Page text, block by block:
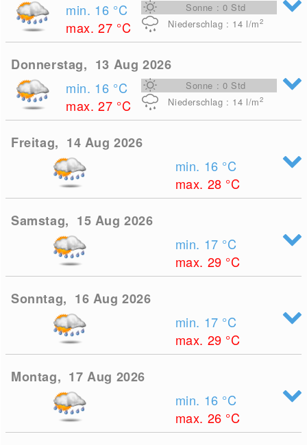
min. 16 °C
max. 27 °C
Sonne : 0 Std
Niederschlag : 14 l/m2
Donnerstag, 13 Aug 2026
min. 16 °C
max. 27 °C
Sonne : 0 Std
Niederschlag : 14 l/m2
Freitag, 14 Aug 2026
min. 16 °C
max. 28 °C
Samstag, 15 Aug 2026
min. 17 °C
max. 29 °C
Sonntag, 16 Aug 2026
min. 17 °C
max. 29 °C
Montag, 17 Aug 2026
min. 16 °C
max. 26 °C